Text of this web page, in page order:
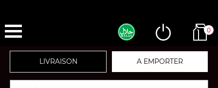
0
LIVRAISON A EMPORTER